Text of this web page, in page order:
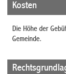
Kosten
Die Höhe der
Gemeinde.